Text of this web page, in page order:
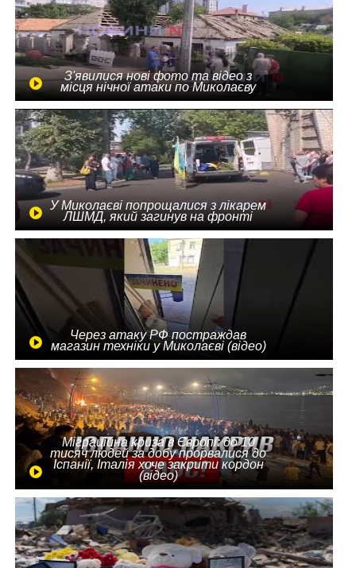
З'явилися нові фото та відео з
місця нічної атаки по Миколаєву
У Миколаєві попрощалися з лікарем
ЛШМД, який загинув на фронті
Через атаку РФ постраждав
магазин техніки у Миколаєві (відео)
Міграційна криза в Європі: до 10
тисяч людей за добу прорвалися до
Іспанії, Італія хоче закрити кордон
(відео)